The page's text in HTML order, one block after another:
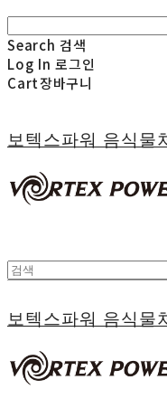
Search 검색
Log In 로그인
Cart장바구니
보텍스파워 음식물
보텍스파워 음식물